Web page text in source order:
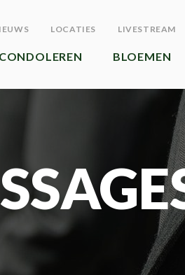
LOCATIES LIVESTREAM
CONDOLEREN BLOEMEN